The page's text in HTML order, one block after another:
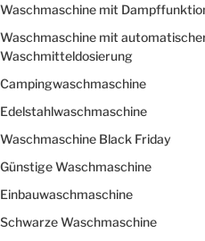
Waschmaschine mit
Waschmaschine mit
Waschmitteldosierung
Campingwaschmaschine
Edelstahlwaschmaschine
Waschmaschine Black Friday
Günstige Waschmaschine
Einbauwaschmaschine
Schwarze Waschmaschine